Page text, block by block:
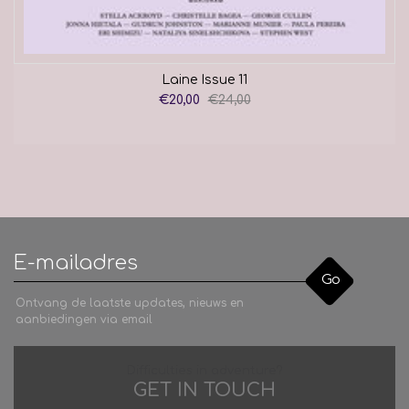
Laine Issue 11
€20,00
€24,00
Go
Ontvang de laatste updates, nieuws en
aanbiedingen via email
GET IN TOUCH